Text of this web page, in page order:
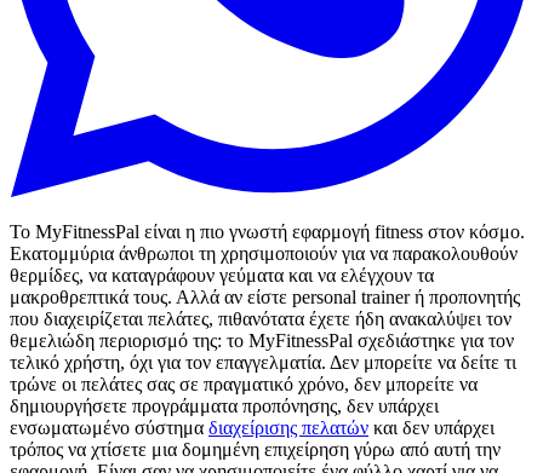
Το MyFitnessPal είναι η πιο γνωστή εφαρμογή fitness στον κόσμο.
Εκατομμύρια άνθρωποι τη χρησιμοποιούν για να παρακολουθούν
θερμίδες, να καταγράφουν γεύματα και να ελέγχουν τα
μακροθρεπτικά τους. Αλλά αν είστε personal trainer ή προπονητής
που διαχειρίζεται πελάτες, πιθανότατα έχετε ήδη ανακαλύψει τον
θεμελιώδη περιορισμό της: το MyFitnessPal σχεδιάστηκε για τον
τελικό χρήστη, όχι για τον επαγγελματία. Δεν μπορείτε να δείτε τι
τρώνε οι πελάτες σας σε πραγματικό χρόνο, δεν μπορείτε να
δημιουργήσετε προγράμματα προπόνησης, δεν υπάρχει
ενσωματωμένο σύστημα διαχείρισης πελατών και δεν υπάρχει
τρόπος να χτίσετε μια δομημένη επιχείρηση γύρω από αυτή την